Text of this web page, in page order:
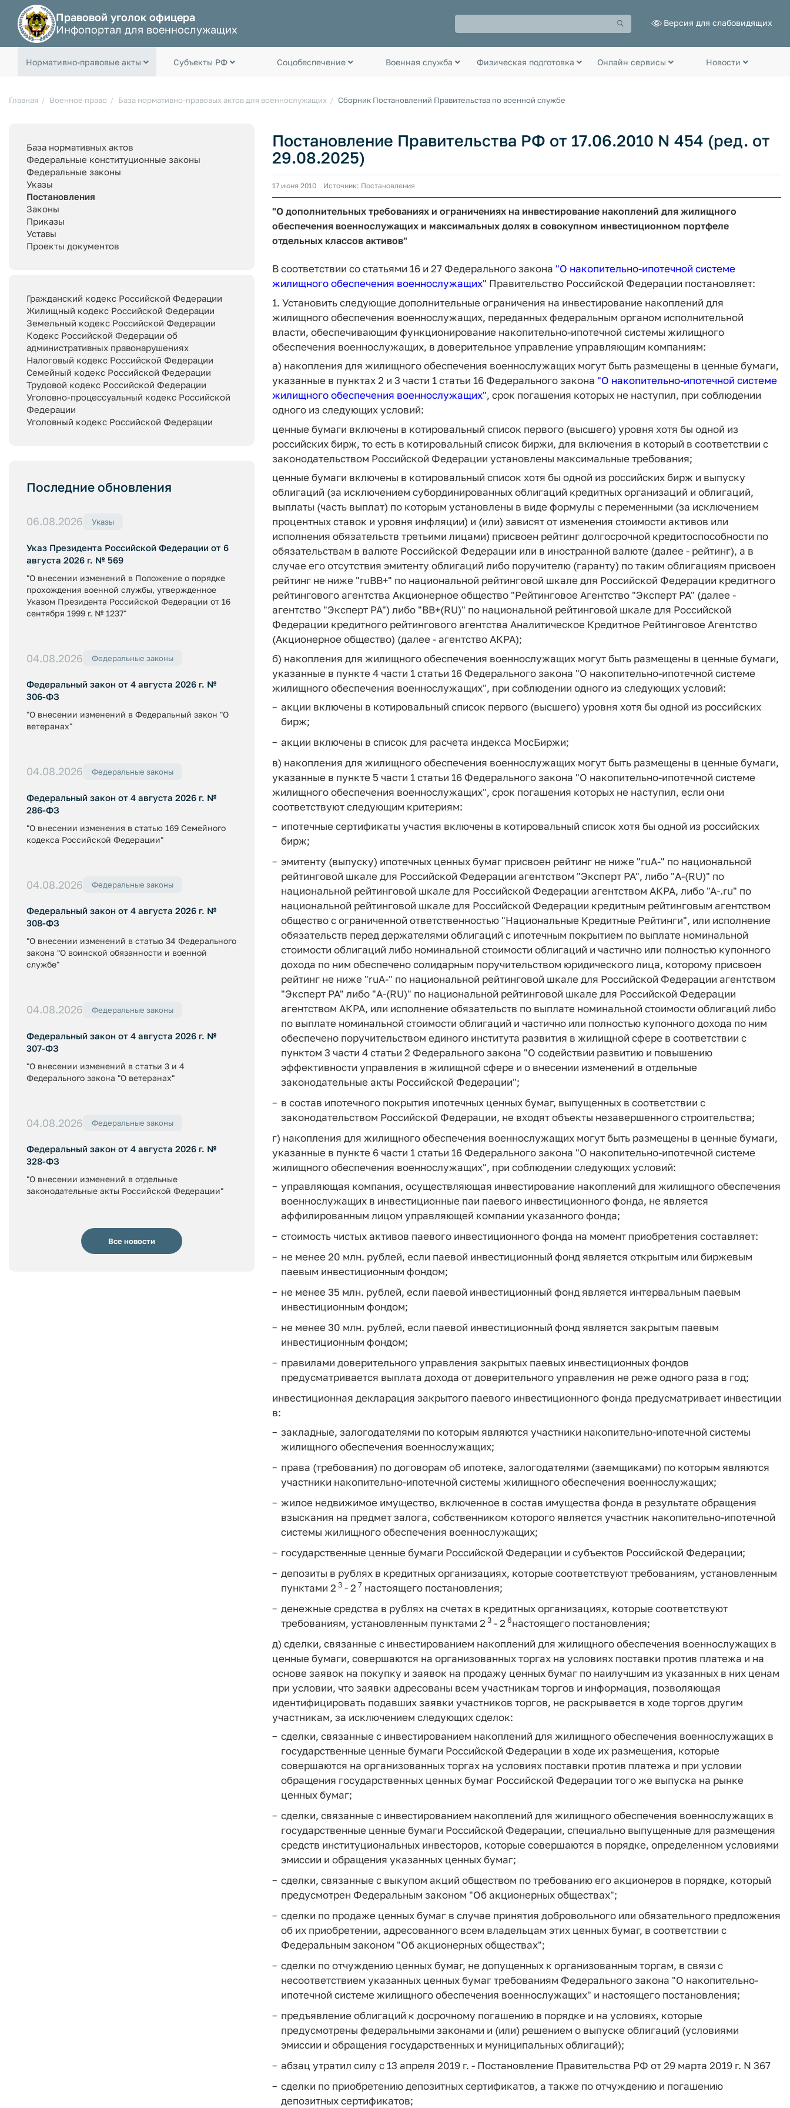
Правовой уголок офицера
Инфопортал для военнослужащих
Версия для слабовидящих
Нормативно-правовые акты Субъекты РФ Соцобеспечение Военная служба Физическая подготовка Онлайн сервисы Новости
Главная Военное право База нормативно-правовых актов для военнослужащих Сборник Постановлений Правительства по военной службе
База нормативных актов
Федеральные конституционные законы
Федеральные законы
Указы
Постановления
Законы
Приказы
Уставы
Проекты документов
Гражданский кодекс Российской Федерации
Жилищный кодекс Российской Федерации
Земельный кодекс Российской Федерации
Кодекс Российской Федерации об
административных правонарушениях
Налоговый кодекс Российской Федерации
Семейный кодекс Российской Федерации
Трудовой кодекс Российской Федерации
Уголовно-процессуальный кодекс Российской
Федерации
Уголовный кодекс Российской Федерации
Последние обновления
06.08.2026 Указы
Указ Президента Российской Федерации от 6
августа 2026 г. № 569
"О внесении изменений в Положение о порядке
прохождения военной службы, утвержденное
Указом Президента Российской Федерации от 16
сентября 1999 г. № 1237"
04.08.2026 Федеральные законы
Федеральный закон от 4 августа 2026 г. №
306-ФЗ
"О внесении изменений в Федеральный закон "О
ветеранах"
04.08.2026 Федеральные законы
Федеральный закон от 4 августа 2026 г. №
286-ФЗ
"О внесении изменения в статью 169 Семейного
кодекса Российской Федерации"
04.08.2026 Федеральные законы
Федеральный закон от 4 августа 2026 г. №
308-ФЗ
"О внесении изменений в статью 34 Федерального
закона "О воинской обязанности и военной
службе"
04.08.2026 Федеральные законы
Федеральный закон от 4 августа 2026 г. №
307-ФЗ
"О внесении изменений в статьи 3 и 4
Федерального закона "О ветеранах"
04.08.2026 Федеральные законы
Федеральный закон от 4 августа 2026 г. №
328-ФЗ
"О внесении изменений в отдельные
законодательные акты Российской Федерации"
Все новости
Постановление Правительства РФ от 17.06.2010 N 454 (ред. от
29.08.2025)
17 июня 2010 Источник: Постановления
"О дополнительных требованиях и ограничениях на инвестирование накоплений для жилищного
обеспечения военнослужащих и максимальных долях в совокупном инвестиционном портфеле
отдельных классов активов"
В соответствии со статьями 16 и 27 Федерального закона "О накопительно-ипотечной системе
жилищного обеспечения военнослужащих" Правительство Российской Федерации постановляет:
1. Установить следующие дополнительные ограничения на инвестирование накоплений для
жилищного обеспечения военнослужащих, переданных федеральным органом исполнительной
власти, обеспечивающим функционирование накопительно-ипотечной системы жилищного
обеспечения военнослужащих, в доверительное управление управляющим компаниям:
а) накопления для жилищного обеспечения военнослужащих могут быть размещены в ценные бумаги,
указанные в пунктах 2 и 3 части 1 статьи 16 Федерального закона "О накопительно-ипотечной системе
жилищного обеспечения военнослужащих", срок погашения которых не наступил, при соблюдении
одного из следующих условий:
ценные бумаги включены в котировальный список первого (высшего) уровня хотя бы одной из
российских бирж, то есть в котировальный список биржи, для включения в который в соответствии с
законодательством Российской Федерации установлены максимальные требования;
ценные бумаги включены в котировальный список хотя бы одной из российских бирж и выпуску
облигаций (за исключением субординированных облигаций кредитных организаций и облигаций,
выплаты (часть выплат) по которым установлены в виде формулы с переменными (за исключением
процентных ставок и уровня инфляции) и (или) зависят от изменения стоимости активов или
исполнения обязательств третьими лицами) присвоен рейтинг долгосрочной кредитоспособности по
обязательствам в валюте Российской Федерации или в иностранной валюте (далее - рейтинг), а в
случае его отсутствия эмитенту облигаций либо поручителю (гаранту) по таким облигациям присвоен
рейтинг не ниже "ruBB+" по национальной рейтинговой шкале для Российской Федерации кредитного
рейтингового агентства Акционерное общество "Рейтинговое Агентство "Эксперт РА" (далее -
агентство "Эксперт РА") либо "BB+(RU)" по национальной рейтинговой шкале для Российской
Федерации кредитного рейтингового агентства Аналитическое Кредитное Рейтинговое Агентство
(Акционерное общество) (далее - агентство АКРА);
б) накопления для жилищного обеспечения военнослужащих могут быть размещены в ценные бумаги,
указанные в пункте 4 части 1 статьи 16 Федерального закона "О накопительно-ипотечной системе
жилищного обеспечения военнослужащих", при соблюдении одного из следующих условий:
акции включены в котировальный список первого (высшего) уровня хотя бы одной из российских
бирж;
акции включены в список для расчета индекса МосБиржи;
в) накопления для жилищного обеспечения военнослужащих могут быть размещены в ценные бумаги,
указанные в пункте 5 части 1 статьи 16 Федерального закона "О накопительно-ипотечной системе
жилищного обеспечения военнослужащих", срок погашения которых не наступил, если они
соответствуют следующим критериям:
ипотечные сертификаты участия включены в котировальный список хотя бы одной из российских
бирж;
эмитенту (выпуску) ипотечных ценных бумаг присвоен рейтинг не ниже "ruА-" по национальной
рейтинговой шкале для Российской Федерации агентством "Эксперт РА", либо "A-(RU)" по
национальной рейтинговой шкале для Российской Федерации агентством АКРА, либо "А-.ru" по
национальной рейтинговой шкале для Российской Федерации кредитным рейтинговым агентством
общество с ограниченной ответственностью "Национальные Кредитные Рейтинги", или исполнение
обязательств перед держателями облигаций с ипотечным покрытием по выплате номинальной
стоимости облигаций либо номинальной стоимости облигаций и частично или полностью купонного
дохода по ним обеспечено солидарным поручительством юридического лица, которому присвоен
рейтинг не ниже "ruА-" по национальной рейтинговой шкале для Российской Федерации агентством
"Эксперт РА" либо "A-(RU)" по национальной рейтинговой шкале для Российской Федерации
агентством АКРА, или исполнение обязательств по выплате номинальной стоимости облигаций либо
по выплате номинальной стоимости облигаций и частично или полностью купонного дохода по ним
обеспечено поручительством единого института развития в жилищной сфере в соответствии с
пунктом 3 части 4 статьи 2 Федерального закона "О содействии развитию и повышению
эффективности управления в жилищной сфере и о внесении изменений в отдельные
законодательные акты Российской Федерации";
в состав ипотечного покрытия ипотечных ценных бумаг, выпущенных в соответствии с
законодательством Российской Федерации, не входят объекты незавершенного строительства;
г) накопления для жилищного обеспечения военнослужащих могут быть размещены в ценные бумаги,
указанные в пункте 6 части 1 статьи 16 Федерального закона "О накопительно-ипотечной системе
жилищного обеспечения военнослужащих", при соблюдении следующих условий:
управляющая компания, осуществляющая инвестирование накоплений для жилищного обеспечения
военнослужащих в инвестиционные паи паевого инвестиционного фонда, не является
аффилированным лицом управляющей компании указанного фонда;
стоимость чистых активов паевого инвестиционного фонда на момент приобретения составляет:
не менее 20 млн. рублей, если паевой инвестиционный фонд является открытым или биржевым
паевым инвестиционным фондом;
не менее 35 млн. рублей, если паевой инвестиционный фонд является интервальным паевым
инвестиционным фондом;
не менее 30 млн. рублей, если паевой инвестиционный фонд является закрытым паевым
инвестиционным фондом;
правилами доверительного управления закрытых паевых инвестиционных фондов
предусматривается выплата дохода от доверительного управления не реже одного раза в год;
инвестиционная декларация закрытого паевого инвестиционного фонда предусматривает инвестиции
в:
закладные, залогодателями по которым являются участники накопительно-ипотечной системы
жилищного обеспечения военнослужащих;
права (требования) по договорам об ипотеке, залогодателями (заемщиками) по которым являются
участники накопительно-ипотечной системы жилищного обеспечения военнослужащих;
жилое недвижимое имущество, включенное в состав имущества фонда в результате обращения
взыскания на предмет залога, собственником которого является участник накопительно-ипотечной
системы жилищного обеспечения военнослужащих;
государственные ценные бумаги Российской Федерации и субъектов Российской Федерации;
депозиты в рублях в кредитных организациях, которые соответствуют требованиям, установленным
пунктами 2 3 - 2 7 настоящего постановления;
денежные средства в рублях на счетах в кредитных организациях, которые соответствуют
требованиям, установленным пунктами 2 3 - 2 6настоящего постановления;
д) сделки, связанные с инвестированием накоплений для жилищного обеспечения военнослужащих в
ценные бумаги, совершаются на организованных торгах на условиях поставки против платежа и на
основе заявок на покупку и заявок на продажу ценных бумаг по наилучшим из указанных в них ценам
при условии, что заявки адресованы всем участникам торгов и информация, позволяющая
идентифицировать подавших заявки участников торгов, не раскрывается в ходе торгов другим
участникам, за исключением следующих сделок:
сделки, связанные с инвестированием накоплений для жилищного обеспечения военнослужащих в
государственные ценные бумаги Российской Федерации в ходе их размещения, которые
совершаются на организованных торгах на условиях поставки против платежа и при условии
обращения государственных ценных бумаг Российской Федерации того же выпуска на рынке
ценных бумаг;
сделки, связанные с инвестированием накоплений для жилищного обеспечения военнослужащих в
государственные ценные бумаги Российской Федерации, специально выпущенные для размещения
средств институциональных инвесторов, которые совершаются в порядке, определенном условиями
эмиссии и обращения указанных ценных бумаг;
сделки, связанные с выкупом акций обществом по требованию его акционеров в порядке, который
предусмотрен Федеральным законом "Об акционерных обществах";
сделки по продаже ценных бумаг в случае принятия добровольного или обязательного предложения
об их приобретении, адресованного всем владельцам этих ценных бумаг, в соответствии с
Федеральным законом "Об акционерных обществах";
сделки по отчуждению ценных бумаг, не допущенных к организованным торгам, в связи с
несоответствием указанных ценных бумаг требованиям Федерального закона "О накопительно-
ипотечной системе жилищного обеспечения военнослужащих" и настоящего постановления;
предъявление облигаций к досрочному погашению в порядке и на условиях, которые
предусмотрены федеральными законами и (или) решением о выпуске облигаций (условиями
эмиссии и обращения государственных и муниципальных облигаций);
абзац утратил силу с 13 апреля 2019 г. - Постановление Правительства РФ от 29 марта 2019 г. N 367
сделки по приобретению депозитных сертификатов, а также по отчуждению и погашению
депозитных сертификатов;